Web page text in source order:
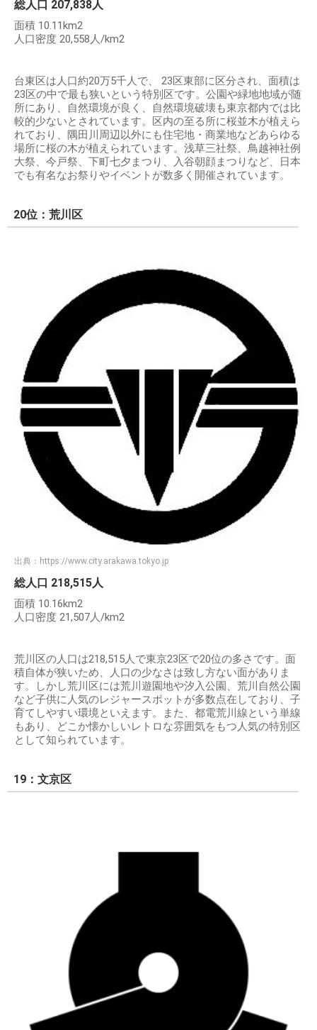
総人口 207,838人
面積 10.11km2
人口密度 20,558人/km2
台東区は人口約20万5千人で、 23区東部に区分され、面積は
23区の中で最も狭いという特別区です。公園や緑地地域が随
所にあり、自然環境が良く、自然環境破壊も東京都内では比
較的少ないとされています。区内の至る所に桜並木が植えら
れており、隅田川周辺以外にも住宅地・商業地などあらゆる
場所に桜の木が植えられています。浅草三社祭、鳥越神社例
大祭、今戸祭、下町七夕まつり、入谷朝顔まつりなど、日本
でも有名なお祭りやイベントが数多く開催されています。
20位：荒川区
出典： https://www.city.arakawa.tokyo.jp
総人口 218,515人
面積 10.16km2
人口密度 21,507人/km2
荒川区の人口は218,515人で東京23区で20位の多さです。面
積自体が狭いため、人口の少なさは致し方ない面がありま
す。しかし荒川区には荒川遊園地や汐入公園、荒川自然公園
など子供に人気のレジャースポットが多数点在しており、子
育てしやすい環境といえます。また、都電荒川線という単線
もあり、どこか懐かしいレトロな雰囲気をもつ人気の特別区
として知られています。
19：文京区